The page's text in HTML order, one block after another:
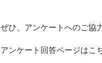
ぜひ、アンケートへのご協
アンケート回答ページはこ